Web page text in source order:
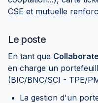
CSE et mutuelle
Le poste
En tant que
en charge un
(BIC/BNC/SCI - TPE/
La gestion d'un